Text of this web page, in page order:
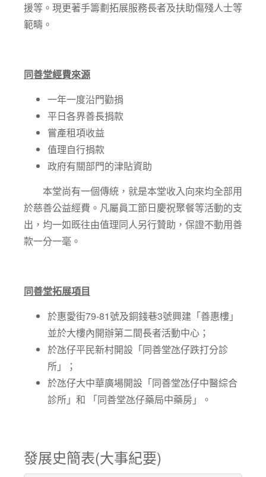
援等。現更著手籌劃拓展服務長者及扶助傷殘人士等
範疇。
同善堂經費來源
一年一度沿門勸捐
平日各界善長捐款
嘗產租項收益
值理自行捐款
政府有關部門的津貼資助
本堂尚有一個傳統，就是本堂收入向來均全部用
於慈善公益經費。凡屬員工節日慶祝聚餐等活動的支
出，均一如既往由值理同人另行贊助，保證不動用善
款一分一毫。
同善堂拓展項目
於惠愛街79-81號及銅錢巷3號興建「善惠樓」
並於大樓內開辦第二間長者活動中心；
於氹仔平民新村開設「同善堂氹仔跌打分診
所」；
於氹仔大中華廣場開設「同善堂氹仔中醫綜合
診所」和 「同善堂氹仔藥局中藥房」。
發展史簡表(大事紀要)